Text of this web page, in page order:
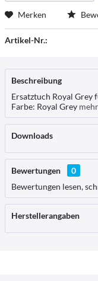
Merken
Artikel-Nr.:
Beschreibung
Ersatztuch Royal Grey
Farbe: Royal Grey mehr
Downloads
Bewertungen
0
Bewertungen lesen,
Herstellerangaben